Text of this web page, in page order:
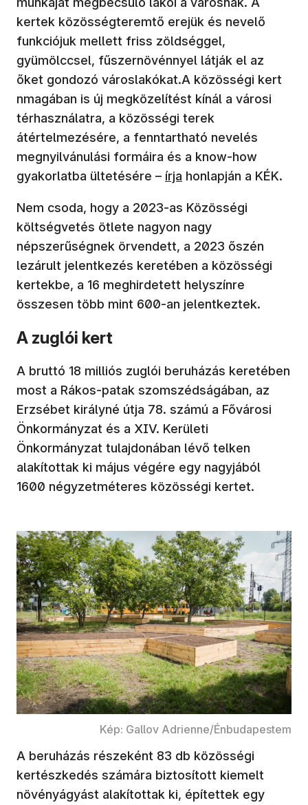
kertek közösségteremtő erejük és nevelő
funkciójuk mellett friss zöldséggel,
gyümölccsel, fűszernövénnyel látják el az
őket gondozó városlakókat.A közösségi kert
nmagában is új megközelítést kínál a városi
térhasználatra, a közösségi terek
átértelmezésére, a fenntartható nevelés
megnyilvánulási formáira és a know-how
gyakorlatba ültetésére – írja honlapján a KÉK.
Nem csoda, hogy a 2023-as Közösségi
költségvetés ötlete nagyon nagy
népszerűségnek örvendett, a 2023 őszén
lezárult jelentkezés keretében a közösségi
kertekbe, a 16 meghirdetett helyszínre
összesen több mint 600-an jelentkeztek.
A zuglói kert
A bruttó 18 milliós zuglói beruházás keretében
most a Rákos-patak szomszédságában, az
Erzsébet királyné útja 78. számú a Fővárosi
Önkormányzat és a XIV. Kerületi
Önkormányzat tulajdonában lévő telken
alakítottak ki május végére egy nagyjából
1600 négyzetméteres közösségi kertet.
Kép: Gallov Adrienne/Énbudapestem
A beruházás részeként 83 db közösségi
kertészkedés számára biztosított kiemelt
növényágyást alakítottak ki, építettek egy